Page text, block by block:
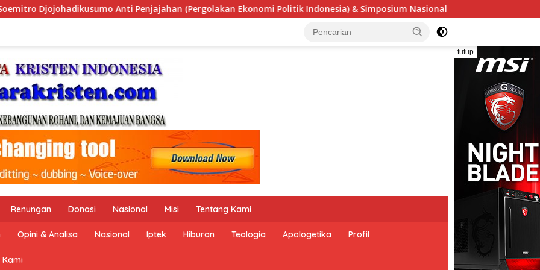
Ekonomi Politik Indonesia) & Simposium Nasional “Urgensi Undang-Undang Perekonomian Nasional dan
tutup
Renungan Donasi Nasional Misi Tentang Kami
Opini & Analisa Nasional Iptek Hiburan Teologia Apologetika Profil
Kami